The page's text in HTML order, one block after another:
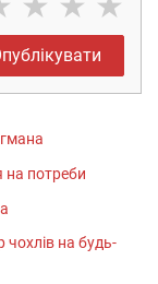
на потреби
на будь-